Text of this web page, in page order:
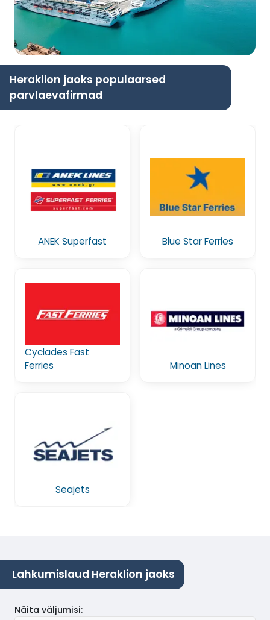
Heraklion jaoks populaarsed
parvlaevafirmad
ANEK Superfast Blue Star Ferries
Cyclades Fast
Ferries
Minoan Lines
Seajets
Lahkumislaud Heraklion jaoks
Näita väljumisi: